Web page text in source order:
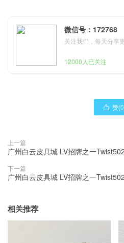
微信号：172768
关注我们，每天分享
12000人已关注
 赞(0
上一篇
广州白云皮具城 LV招牌之一
下一篇
广州白云皮具城 LV招牌之一
相关推荐